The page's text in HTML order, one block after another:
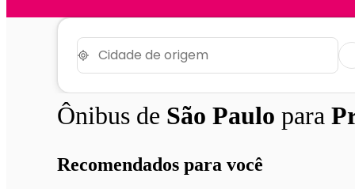
Ônibus de São Paulo para
Recomendados para você